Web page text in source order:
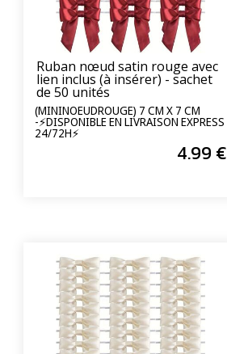
Ruban nœud satin rouge avec
lien inclus (à insérer) - sachet
de 50 unités
(MININOEUDROUGE) 7 CM X 7 CM
-⚡DISPONIBLE EN LIVRAISON EXPRESS
24/72H⚡
4.99 €